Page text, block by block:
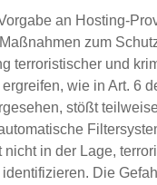
an Hosting-
zum
terroristischer und
ergreifen, wie in Art. 6
stößt
nicht in der Lage,
identifizieren. Die